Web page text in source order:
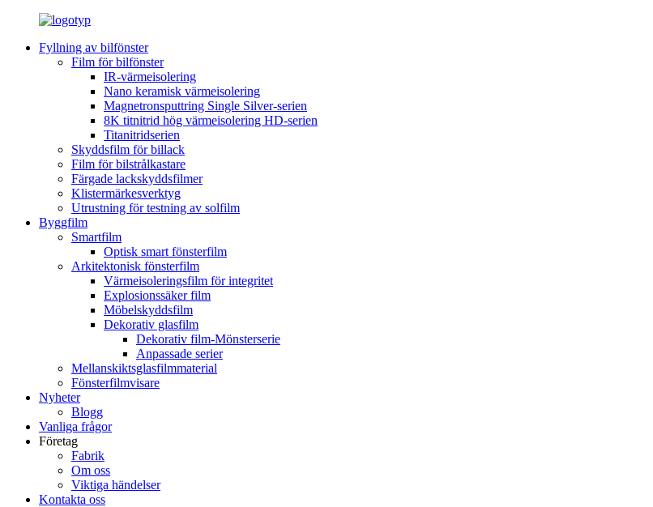
Fyllning av bilfönster
Film för bilfönster
IR-värmeisolering
Nano keramisk värmeisolering
Magnetronsputtring Single Silver-serien
8K titnitrid hög värmeisolering HD-serien
Titanitridserien
Skyddsfilm för billack
Film för bilstrålkastare
Färgade lackskyddsfilmer
Klistermärkesverktyg
Utrustning för testning av solfilm
Byggfilm
Smartfilm
Optisk smart fönsterfilm
Arkitektonisk fönsterfilm
Värmeisoleringsfilm för integritet
Explosionssäker film
Möbelskyddsfilm
Dekorativ glasfilm
Dekorativ film-Mönsterserie
Anpassade serier
Mellanskiktsglasfilmmaterial
Fönsterfilmvisare
Nyheter
Blogg
Vanliga frågor
Företag
Fabrik
Om oss
Viktiga händelser
Kontakta oss